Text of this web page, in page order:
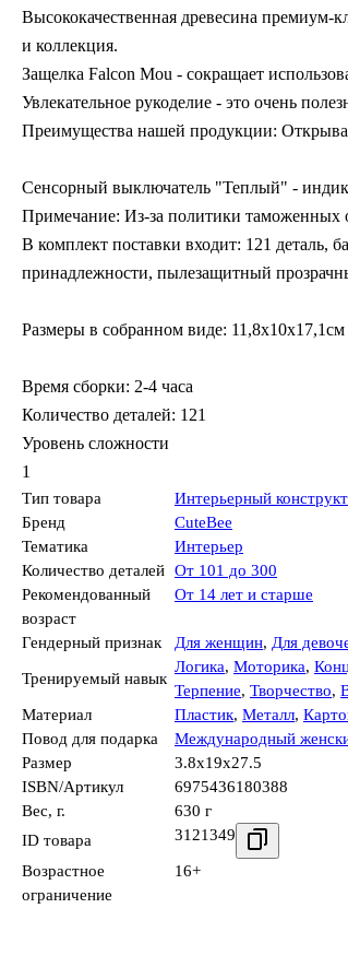
Высококачественная древесина премиум-
и коллекция.
Защелка Falcon Mou - сокращает
Увлекательное рукоделие - это очень
Преимущества нашей продукции:
Сенсорный выключатель "Теплый" -
Примечание: Из-за политики таможенных
В комплект поставки входит: 121 деталь,
принадлежности, пылезащитный
Размеры в собранном виде: 11,8x10x17,1см
Время сборки: 2-4 часа
Количество деталей: 121
Уровень сложности
1
Тип товара
Интерьерный
Бренд
CuteBee
Тематика
Интерьер
Количество деталей От 101 до 300
Рекомендованный
возраст
От 14 лет и старше
Гендерный признак Для женщин, Для
Тренируемый навык
Логика, Моторика,
Терпение, Творчество,
Материал
Пластик, Металл,
Повод для подарка
Международный
Размер
3.8x19x27.5
ISBN/Артикул
6975436180388
Вес, г.
630 г
ID товара
3121349
Возрастное
ограничение
16+